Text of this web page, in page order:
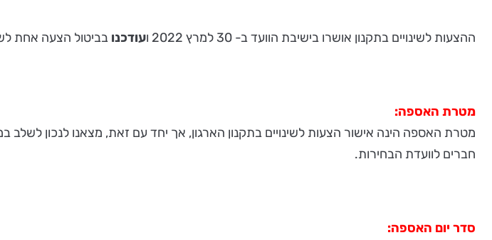
ההצעות לשינויים בתקנון אושרו בישיבת הוועד ב- 30 למרץ 2022 ו עודכנו בביטול הצעה אחת
מטרת האספה:
מטרת האספה הינה אישור הצעות לשינויים בתקנון הארגון, אך יחד עם זאת, מצאנו לנכון לשלב
חברים לוועדת הבחירות.
סדר יום האספה: